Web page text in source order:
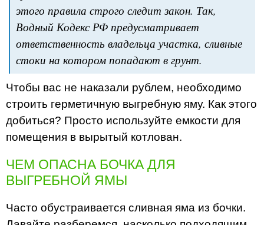
этого правила строго следит закон. Так,
Водный Кодекс РФ предусматривает
ответственность владельца участка, сливные
стоки на котором попадают в грунт.
Чтобы вас не наказали рублем, необходимо
строить герметичную выгребную яму. Как этого
добиться? Просто используйте емкости для
помещения в вырытый котлован.
ЧЕМ ОПАСНА БОЧКА ДЛЯ
ВЫГРЕБНОЙ ЯМЫ
Часто обустраивается сливная яма из бочки.